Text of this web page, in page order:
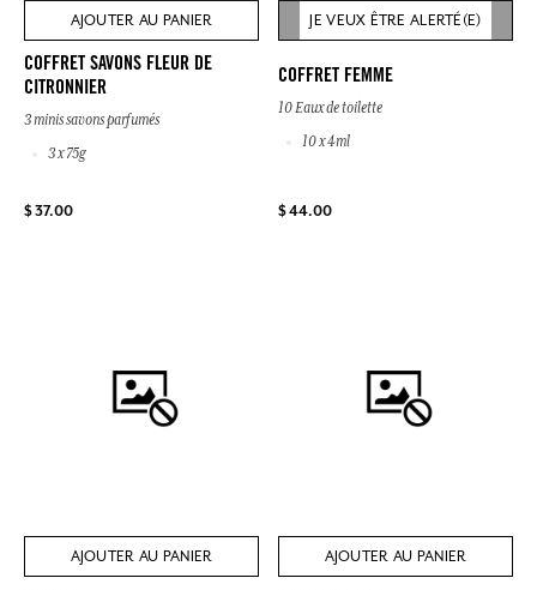
AJOUTER AU PANIER
COFFRET SAVONS FLEUR DE
CITRONNIER
3 minis savons parfumés
3 x 75g
$ 37.00
JE VEUX ÊTRE ALERTÉ(E)
COFFRET FEMME
10 Eaux de toilette
10 x 4ml
$ 44.00
AJOUTER AU PANIER AJOUTER AU PANIER